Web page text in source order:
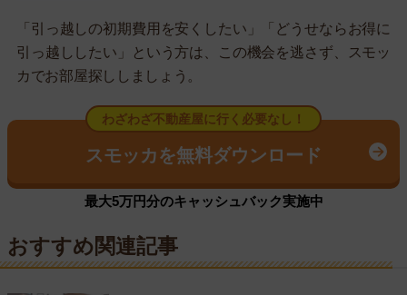
「引っ越しの初期費用を安くしたい」「どうせならお得に
引っ越ししたい」という方は、この機会を逃さず、スモッ
カでお部屋探ししましょう。
わざわざ不動産屋に行く必要なし！
スモッカを無料ダウンロード
最大5万円分のキャッシュバック実施中
おすすめ関連記事